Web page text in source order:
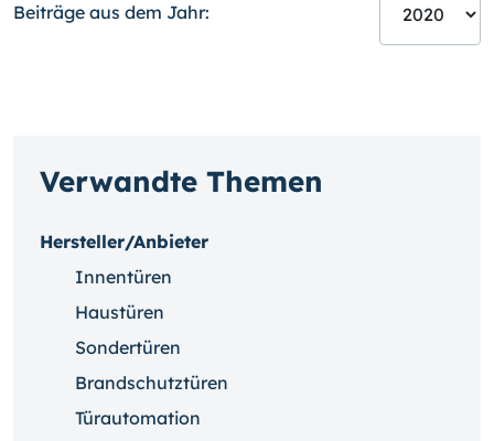
Beiträge aus dem Jahr:
Verwandte Themen
Hersteller/Anbieter
Innentüren
Haustüren
Sondertüren
Brandschutztüren
Türautomation